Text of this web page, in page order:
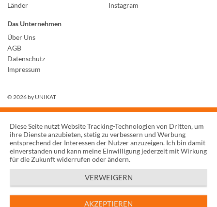
Länder
Instagram
Das Unternehmen
Über Uns
AGB
Datenschutz
Impressum
© 2026 by UNIKAT
Diese Seite nutzt Website Tracking-Technologien von Dritten, um
ihre Dienste anzubieten, stetig zu verbessern und Werbung
entsprechend der Interessen der Nutzer anzuzeigen. Ich bin damit
einverstanden und kann meine Einwilligung jederzeit mit Wirkung
für die Zukunft widerrufen oder ändern.
VERWEIGERN
AKZEPTIEREN